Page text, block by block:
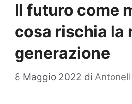
Il futuro come
cosa rischia la
generazione
8 Maggio 2022 di